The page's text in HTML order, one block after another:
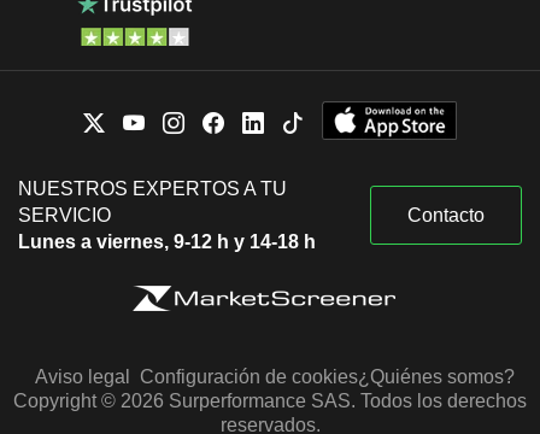
NUESTROS EXPERTOS A TU
SERVICIO
Lunes a viernes, 9-12 h y 14-18 h
Contacto
Aviso legal Configuración de cookies¿Quiénes somos?
Copyright © 2026 Surperformance SAS. Todos los derechos
reservados.